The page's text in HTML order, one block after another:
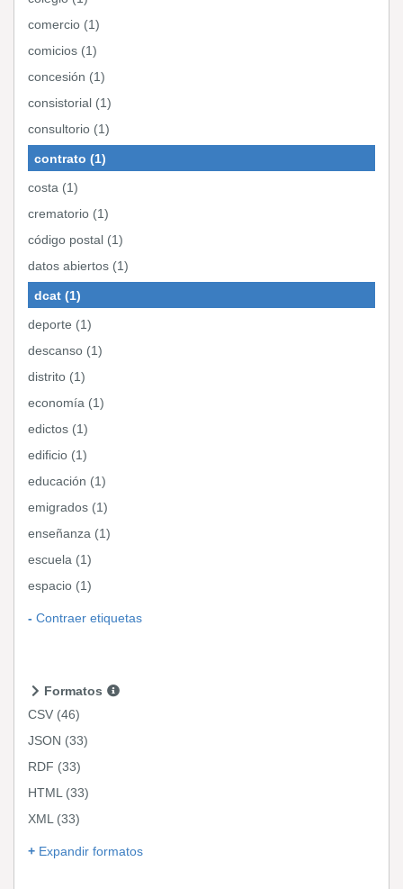
comercio (1)
comicios (1)
concesión (1)
consistorial (1)
consultorio (1)
contrato (1)
costa (1)
crematorio (1)
código postal (1)
datos abiertos (1)
dcat (1)
deporte (1)
descanso (1)
distrito (1)
economía (1)
edictos (1)
edificio (1)
educación (1)
emigrados (1)
enseñanza (1)
escuela (1)
espacio (1)
Contraer etiquetas
Formatos
CSV (46)
JSON (33)
RDF (33)
HTML (33)
XML (33)
Expandir formatos